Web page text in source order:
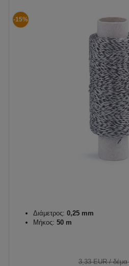
-15%
Διάμετρος: 0,25 mm
Μήκος: 50 m
3,33 EUR/ δέμα